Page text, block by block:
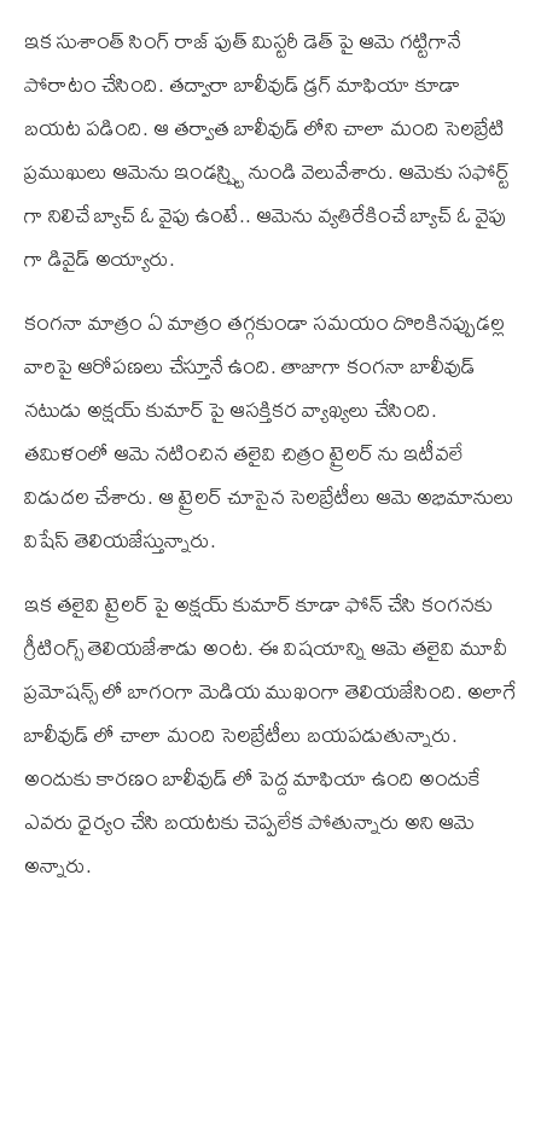
ఇక సుశాంత్ సింగ్ రాజ్ పుత్ మిస్టరీ డెత్ పై ఆమె గట్టిగానే
పోరాటం చేసింది. తద్వారా బాలీవుడ్ డ్రగ్ మాఫియా కూడా
బయట పడింది. ఆ తర్వాత బాలీవుడ్ లోని చాలా మంది సెలబ్రేటి
ప్రముఖులు ఆమెను ఇండస్ష్ట్రి నుండి వెలువేశారు. ఆమెకు సఫోర్ట్
గా నిలిచే బ్యాచ్ ఓ వైపు ఉంటే.. ఆమెను వ్యతిరేకించే బ్యాచ్ ఓ వైపు
గా డివైడ్ అయ్యారు.
కంగనా మాత్రం ఏ మాత్రం తగ్గకుండా సమయం దొరికినప్పుడల్ల
వారిపై ఆరోపణలు చేస్తూనే ఉంది. తాజాగా కంగనా బాలీవుడ్
నటుడు అక్షయ్ కుమార్ పై ఆసక్తికర వ్యాఖ్యలు చేసింది.
తమిళంలో ఆమె నటించిన తలైవి చిత్రం ట్రైలర్ ను ఇటీవలే
విడుదల చేశారు. ఆ ట్రైలర్ చూసైన సెలబ్రేటీలు ఆమె అభిమానులు
విషేస్ తెలియజేస్తున్నారు.
ఇక తలైవి ట్రైలర్ పై అక్షయ్ కుమార్ కూడా ఫోన్ చేసి కంగనకు
గ్రీటింగ్స్ తెలియజేశాడు అంట. ఈ విషయాన్ని ఆమె తలైవి మూవీ
ప్రమోషన్స్ లో బాగంగా మెడియ ముఖంగా తెలియజేసింది. అలాగే
బాలీవుడ్ లో చాలా మంది సెలబ్రేటీలు బయపడుతున్నారు.
అందుకు కారణం బాలీవుడ్ లో పెద్ద మాఫియా ఉంది అందుకే
ఎవరు ధైర్యం చేసి బయటకు చెప్పలేక పోతున్నారు అని ఆమె
అన్నారు.